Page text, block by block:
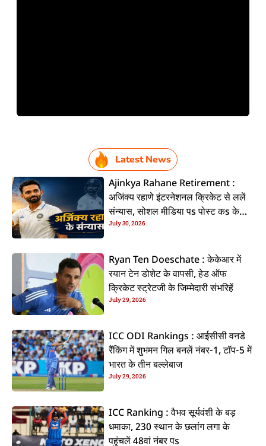
Latest News
Ajinkya Rahane Retirement :
अजिंक्य रहाणे इंटरनेशनल क्रिकेट से ललें
संन्यास, सोशल मीडिया पs पोस्ट कs के
कइलें एलान
July 30, 2026
Ryan Ten Doeschate : केकेआर में
रयान टेन डोशेट के वापसी, हेड ऑफ
क्रिकेट स्ट्रेटजी के जिम्मेदारी संभरिहें
July 29, 2026
ICC ODI Rankings : आईसीसी वनडे
रैंकिंग में शुभमन गिल बनलें नंबर-1, टॉप-5 में
भारत के तीन बल्लेबाज
July 29, 2026
ICC Ranking : वैभव सूर्यवंशी के बड़
धमाका, 230 स्थान के छलांग लगा के
पहुंचलें 48वां नंबर पs